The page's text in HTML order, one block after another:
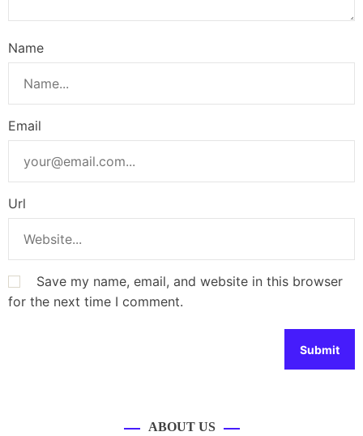
Name
Email
Url
Save my name, email, and website in this browser
for the next time I comment.
ABOUT US